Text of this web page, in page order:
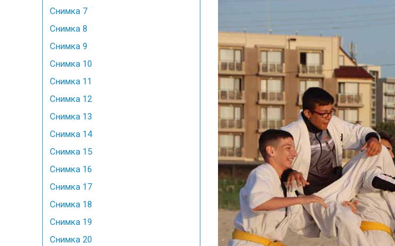
Снимка 7
Снимка 8
Снимка 9
Снимка 10
Снимка 11
Снимка 12
Снимка 13
Снимка 14
Снимка 15
Снимка 16
Снимка 17
Снимка 18
Снимка 19
Снимка 20